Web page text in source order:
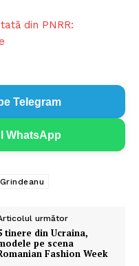
din PNRR:
Telegram
WhatsApp
următor
tinere din Ucraina,
pe scena
Fashion Week